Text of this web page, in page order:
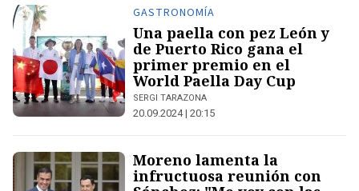
GASTRONOMÍA
Una paella con pez León y
de Puerto Rico gana el
primer premio en el
World Paella Day Cup
SERGI TARAZONA
20.09.2024 | 20:15
Moreno lamenta la
infructuosa reunión con